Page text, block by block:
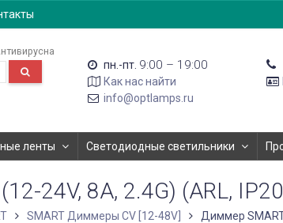
пн.-пт. 9:00 – 19:00
Как нас найти
info@optlamps.ru
ленты Светодиодные светильники
24V, 8A, 2.4G) (ARL,
SMART Диммеры CV [12-48V] Диммер